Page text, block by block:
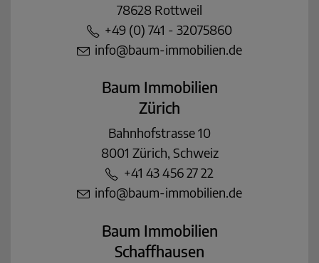
78628 Rottweil
+49 (0) 741 - 32075860
info@baum-immobilien.de
Baum Immobilien
Zürich
Bahnhofstrasse 10
8001 Zürich, Schweiz
+41 43 456 27 22
info@baum-immobilien.de
Baum Immobilien
Schaffhausen